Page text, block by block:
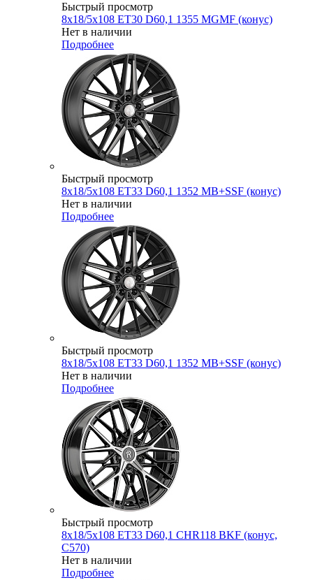
Быстрый просмотр
8x18/5x108 ET30 D60,1 1355 MGMF (конус)
Нет в наличии
Подробнее
Быстрый просмотр
8x18/5x108 ET33 D60,1 1352 MB+SSF (конус)
Нет в наличии
Подробнее
Быстрый просмотр
8x18/5x108 ET33 D60,1 1352 MB+SSF (конус)
Нет в наличии
Подробнее
Быстрый просмотр
8x18/5x108 ET33 D60,1 CHR118 BKF (конус,
C570)
Нет в наличии
Подробнее